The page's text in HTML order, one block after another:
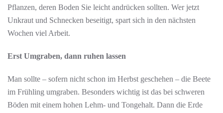
Pflanzen, deren Boden Sie leicht andrücken sollten. Wer jetzt
Unkraut und Schnecken beseitigt, spart sich in den nächsten
Wochen viel Arbeit.
Erst Umgraben, dann ruhen lassen
Man sollte – sofern nicht schon im Herbst geschehen – die Beete
im Frühling umgraben. Besonders wichtig ist das bei schweren
Böden mit einem hohen Lehm- und Tongehalt. Dann die Erde